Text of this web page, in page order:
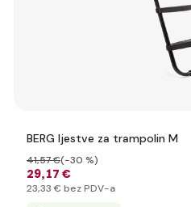
BERG ljestve za trampolin M
29,17 €
41,57 €(-30 %)
23,33 € bez PDV-a